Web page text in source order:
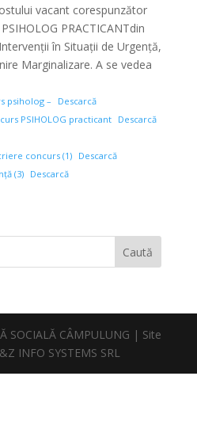
vacant corespunzător
PRACTICANTdin
în Situații de Urgență,
Marginalizare. A se vedea
psiholog –
Descarcă
PSIHOLOG practicant
Descarcă
concurs (1)
Descarcă
(3)
Descarcă
Caută
SOCIALĂ CÂMPULUNG | Site
INFO SYSTEMS SRL